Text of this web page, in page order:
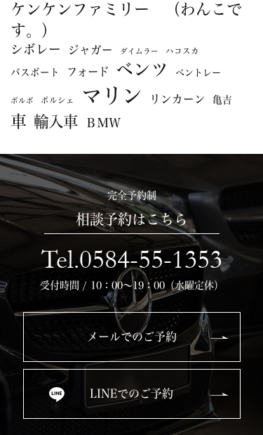
ケンケンファミリー （わんこで
す。）
シボレー ジャガー ダイムラー ハコスカ
バスボート フォード ベンツ ベントレー
ボルボ ポルシェ マリン リンカーン 亀吉
車 輸入車 ＢＭＷ
完全予約制
相談予約はこちら
Tel.0584-55-1353
受付時間 / 10：00～19：00（水曜定休）
メールでのご予約
LINEでのご予約